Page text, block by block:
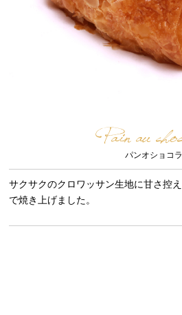
Pain au
パンオショコラ
サクサクのクロワッサン生地に甘さ控
で焼き上げました。